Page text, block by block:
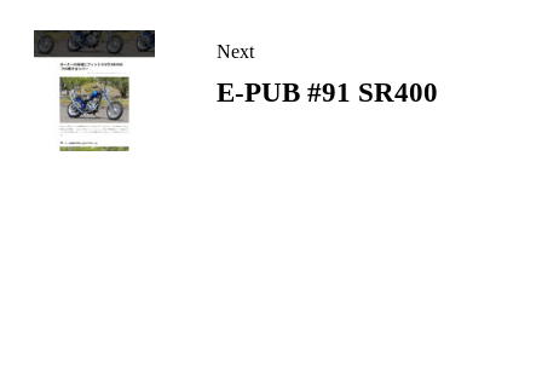
ク
Next
E-PUB #91 SR400